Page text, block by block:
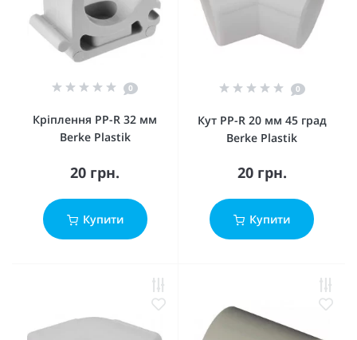
0
Кріплення PP-R 32 мм
Berke Plastik
20 грн.
Купити
0
Кут PP-R 20 мм 45 град
Berke Plastik
20 грн.
Купити